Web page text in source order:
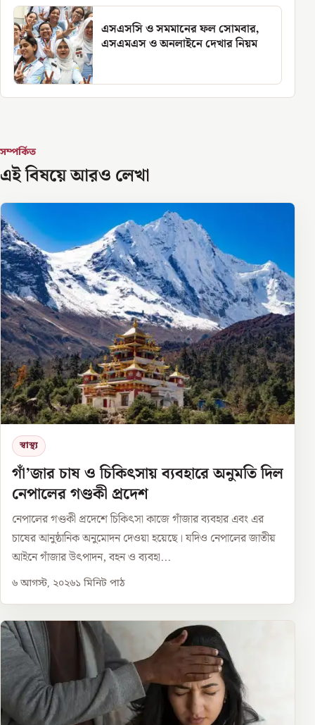
এসএসসি ও সমমানের ফল সোমবার,
এসএমএস ও অনলাইনে দেখার নিয়ম
সম্পর্কিত
এই বিষয়ে আরও লেখা
স্বাস্থ্য
গাঁ’জার চাষ ও চিকিৎসায় ব্যবহারে অনুমতি দিল
নেপালের গণ্ডকী প্রদেশ
নেপালের গণ্ডকী প্রদেশে চিকিৎসা কাজে গাঁজার ব্যবহার এবং এর
চাষের আনুষ্ঠানিক অনুমোদন দেওয়া হয়েছে। যদিও নেপালের জাতীয়
আইনে গাঁজার উৎপাদন, বহন ও ব্যবহা...
৬ আগস্ট, ২০২৬১ মিনিট পাঠ